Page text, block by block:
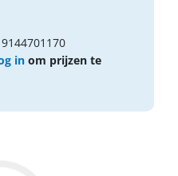
in om prijzen te